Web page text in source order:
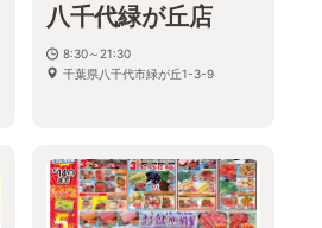
八千代緑が丘店
8:30～21:30
千葉県八千代市緑が丘1-3-9